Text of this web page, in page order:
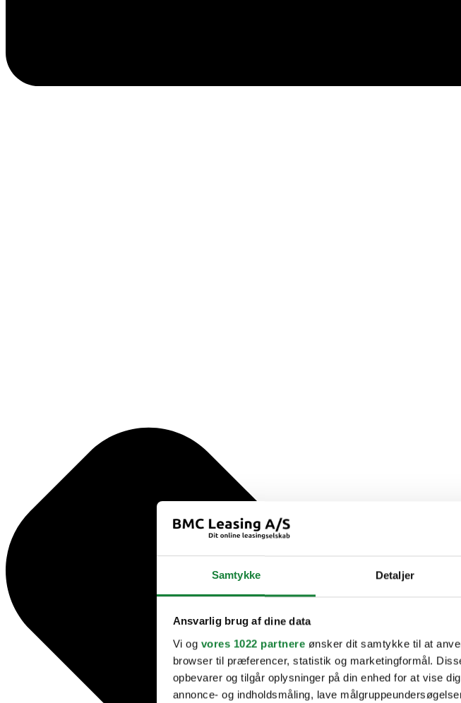
Samtykke Detaljer
Ansvarlig brug af dine data
Vi og vores 1022 partnere ønsker dit samtykke til at
browser til præferencer, statistik og marketingformål.
opbevarer og tilgår oplysninger på din enhed for at vise
annonce- og indholdsmåling, lave